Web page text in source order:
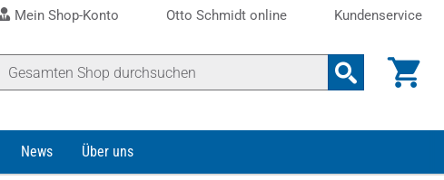
Mein Shop-Konto Otto Schmidt online Kundenservice
News Über uns